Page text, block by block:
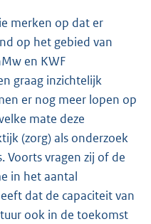
merken op dat er
op het gebied van
en KWF
graag inzichtelijk
er nog meer lopen op
mate deze
(zorg) als onderzoek
Voorts vragen zij of de
in het aantal
dat de capaciteit van
ook in de toekomst